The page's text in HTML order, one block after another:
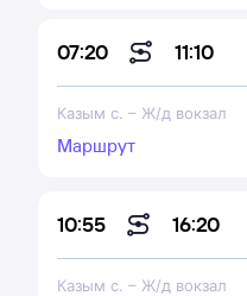
07:20 11:10
Казым с. – Ж/д вокзал
Маршрут
10:55 16:20
Казым с. – Ж/д вокзал